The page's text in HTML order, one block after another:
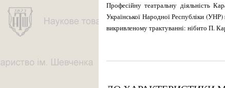
Професійну театральну діяль­ність
Української Народної Республіки
викривленому трактуванні: нібито П.